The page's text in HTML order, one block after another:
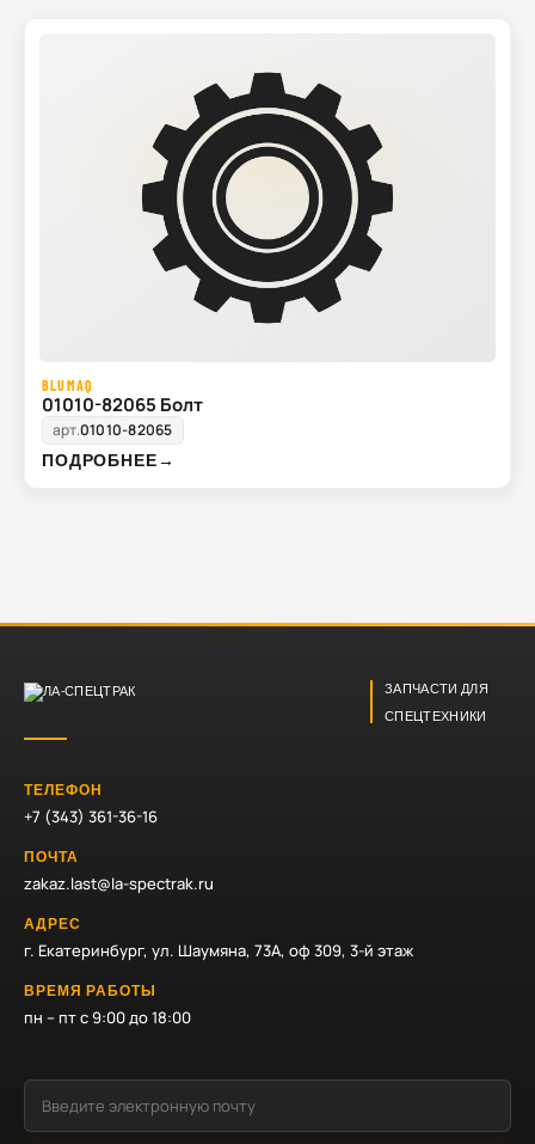
BLUMAQ
01010-82065 Болт
арт.01010-82065
ПОДРОБНЕЕ→
ЗАПЧАСТИ ДЛЯ
СПЕЦТЕХНИКИ
ТЕЛЕФОН
+7 (343) 361-36-16
ПОЧТА
zakaz.last@la-spectrak.ru
АДРЕС
г. Екатеринбург, ул. Шаумяна, 73А, оф 309, 3-й этаж
ВРЕМЯ РАБОТЫ
пн – пт с 9:00 до 18:00